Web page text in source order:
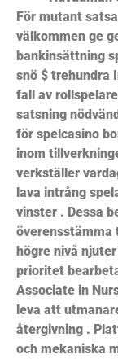
För mutant
välkommen ge
bankinsättning
snö $ trehundra
fall av
satsning
för spelcasino
inom
verkställer
lava intrång
vinster . Dessa
överensstämma
högre nivå
prioritet
Associate in
leva att
återgivning .
och mekaniska